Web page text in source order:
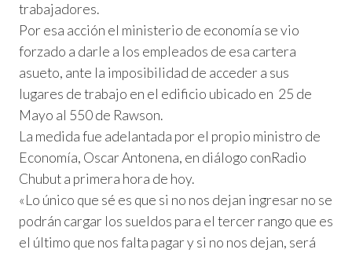
trabajadores.
Por esa acción el ministerio de economía se vio
forzado a darle a los empleados de esa cartera
asueto, ante la imposibilidad de acceder a sus
lugares de trabajo en el edificio ubicado en 25 de
Mayo al 550 de Rawson.
La medida fue adelantada por el propio ministro de
Economía, Oscar Antonena, en diálogo conRadio
Chubut a primera hora de hoy.
«Lo único que sé es que si no nos dejan ingresar no se
podrán cargar los sueldos para el tercer rango que es
el último que nos falta pagar y si no nos dejan, será